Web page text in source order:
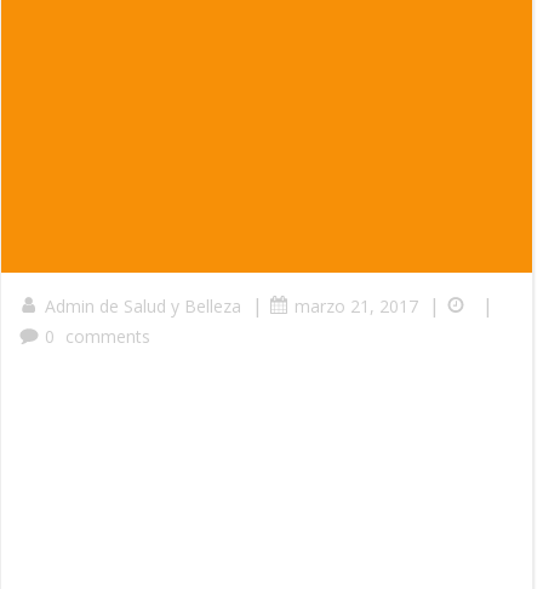
Admin de Salud y Belleza | marzo 21, 2017 | |
0 comments